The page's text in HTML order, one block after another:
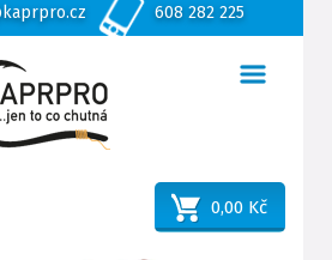
608 282 225
0,00 Kč